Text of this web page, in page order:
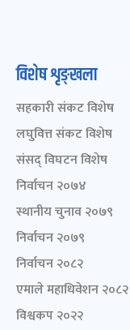
विशेष शृङ्खला
सहकारी संकट विशेष
लघुवित्त संकट विशेष
संसद् विघटन विशेष
निर्वाचन २०७४
स्थानीय चुनाव २०७९
निर्वाचन २०७९
निर्वाचन २०८२
एमाले महाधिवेशन २०८२
विश्वकप २०२२